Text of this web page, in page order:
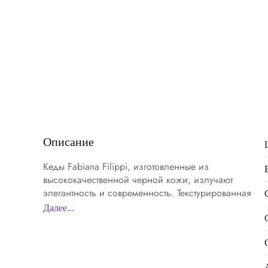
Описание
Кеды Fabiana Filippi, изготовленные из
высококачественной черной кожи, излучают
элегантность и современность. Текстурированная
поверхность придает глубину и характер, а
Далее...